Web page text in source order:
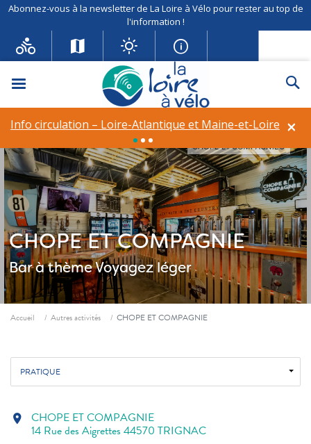
Abonnez-vous à la newsletter de La Loire à Vélo pour rester au top de
l'information !
Menu
×
Info circulation – Loire-Atlantique et Maine-et-Loire
CHOPE ET COMPAGNIE
Bar à thèmeVoyagez léger
CHOPE ET COMPAGNIE©
Fil d'ariane
Accueil Autres activités CHOPE ET COMPAGNIE
PRATIQUE
location_on CHOPE ET COMPAGNIE
14 Rue des Aigrettes 44570 TRIGNAC